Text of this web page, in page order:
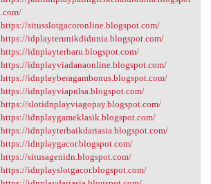
.com/
https://situsslotgacoronline.blogspot.com/
https://idplayterunikdidunia.blogspot.com/
https://idnplayterbaru.blogspot.com/
https://idnplayviadanaonline.blogspot.com/
https://idnplayberagambonus.blogspot.com/
https://idnplayviapulsa.blogspot.com/
https://slotidnplayviagopay.blogspot.com/
https://idnplaygameklasik.blogspot.com/
https://idnplayterbaikdariasia.blogspot.com/
https://idnplaygacor.blogspot.com/
https://situsagenidn.blogspot.com/
https://idnplayslotgacor.blogspot.com/